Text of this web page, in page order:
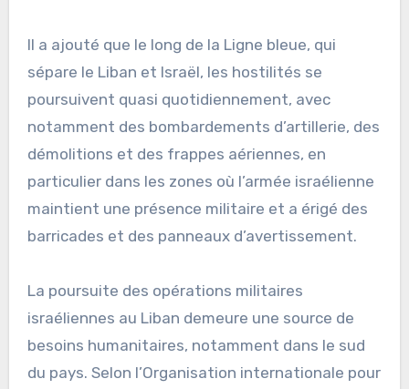
Il a ajouté que le long de la Ligne bleue, qui
sépare le Liban et Israël, les hostilités se
poursuivent quasi quotidiennement, avec
notamment des bombardements d’artillerie, des
démolitions et des frappes aériennes, en
particulier dans les zones où l’armée israélienne
maintient une présence militaire et a érigé des
barricades et des panneaux d’avertissement.
La poursuite des opérations militaires
israéliennes au Liban demeure une source de
besoins humanitaires, notamment dans le sud
du pays. Selon l’Organisation internationale pour